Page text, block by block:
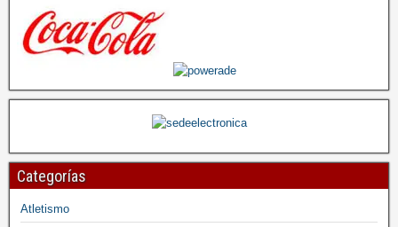
Categorías
Atletismo